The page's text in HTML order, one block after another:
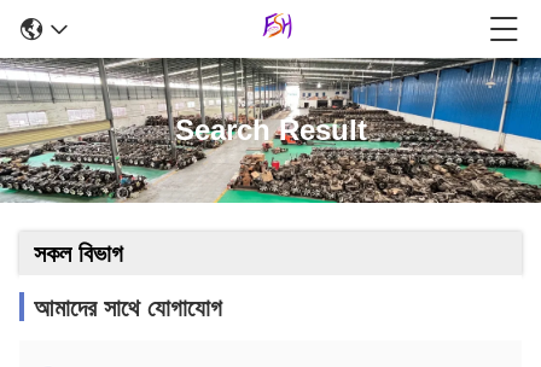
Search Result
সকল বিভাগ
আমাদের সাথে যোগাযোগ